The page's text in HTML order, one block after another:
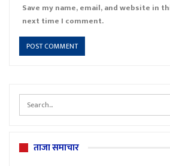
Save my name, email, and website in
next time I comment.
ताजा समाचार